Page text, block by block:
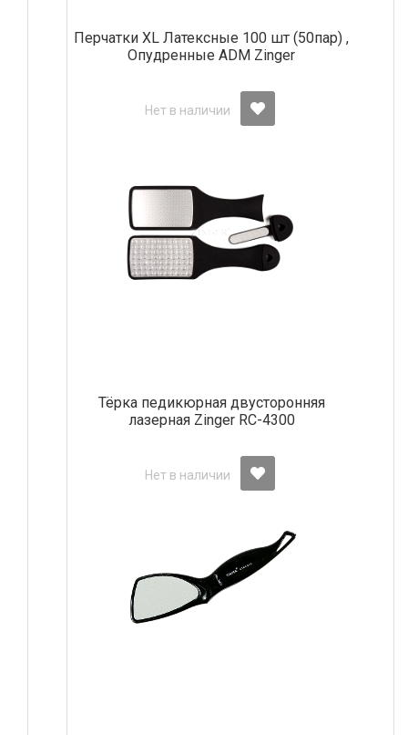
Перчатки ХL Латексные 100 шт (50пар) ,
Опудренные АDM Zinger
Нет в наличии
Тёрка педикюрная двусторонняя
лазерная Zinger RC-4300
Нет в наличии